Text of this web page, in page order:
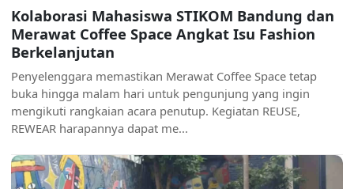
Kolaborasi Mahasiswa STIKOM Bandung dan
Merawat Coffee Space Angkat Isu Fashion
Berkelanjutan
Penyelenggara memastikan Merawat Coffee Space tetap
buka hingga malam hari untuk pengunjung yang ingin
mengikuti rangkaian acara penutup. Kegiatan REUSE,
REWEAR harapannya dapat me...